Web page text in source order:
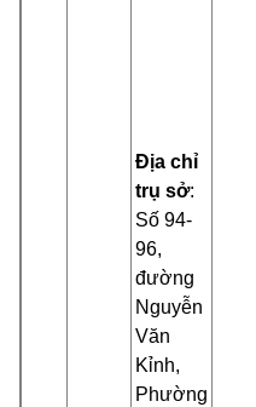
Địa chỉ
trụ sở:
Số 94-
96,
đường
Nguyễn
Văn
Kỉnh,
Phường